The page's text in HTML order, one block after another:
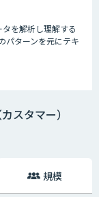
を解析し理解する
パターンを元にテキ
模倣することがで
スタマー）
規模